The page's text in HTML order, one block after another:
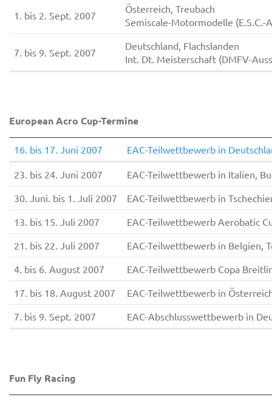
1. bis 2. Sept. 2007
Österreich, Treubach
Semiscale-Motormodelle (E.S.C.-
7. bis 9. Sept. 2007
Deutschland, Flachslanden
Int. Dt. Meisterschaft (DMFV-
European Acro Cup-Termine
16. bis 17. Juni 2007 EAC-Teilwettbewerb in
23. bis 24. Juni 2007
EAC-Teilwettbewerb in Italien,
30. Juni. bis 1. Juli 2007
EAC-Teilwettbewerb in
13. bis 15. Juli 2007
EAC-Teilwettbewerb Aerobatic
21. bis 22. Juli 2007
EAC-Teilwettbewerb in Belgien,
4. bis 6. August 2007
EAC-Teilwettbewerb Copa
17. bis 18. August 2007
EAC-Teilwettbewerb in
7. bis 9. Sept. 2007
EAC-Abschlusswettbewerb in
Fun Fly Racing